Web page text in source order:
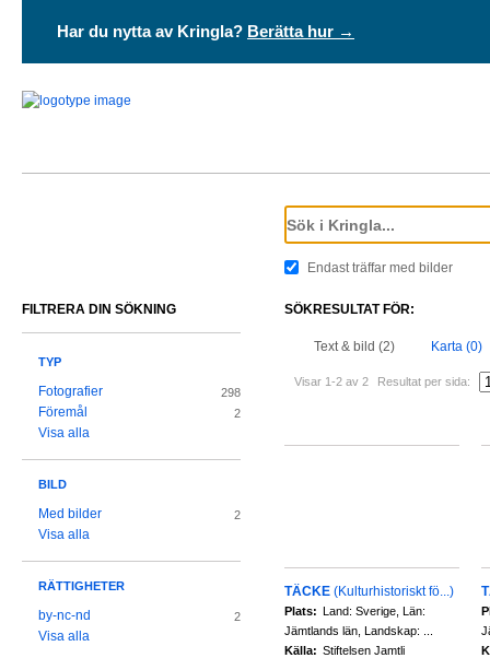
Har du nytta av Kringla? Berätta hur →
Endast träffar med bilder
SÖKRESULTAT FÖR:
Text & bild (2) Karta (0)
Visar 1-2 av 2 Resultat per sida:
TÄCKE (Kulturhistoriskt fö...)
Plats: Land: Sverige, Län:
Jämtlands län, Landskap: ...
Källa: Stiftelsen Jamtli
FILTRERA DIN SÖKNING
TYP
Fotografier 298
Föremål 2
Visa alla
BILD
Med bilder 2
Visa alla
RÄTTIGHETER
by-nc-nd 2
Visa alla